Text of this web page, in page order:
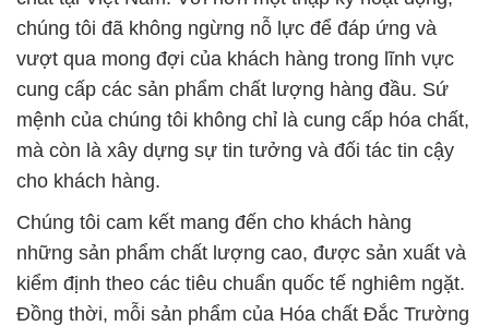
chúng tôi đã không ngừng nỗ lực để đáp ứng và
vượt qua mong đợi của khách hàng trong lĩnh vực
cung cấp các sản phẩm chất lượng hàng đầu. Sứ
mệnh của chúng tôi không chỉ là cung cấp hóa chất,
mà còn là xây dựng sự tin tưởng và đối tác tin cậy
cho khách hàng.
Chúng tôi cam kết mang đến cho khách hàng
những sản phẩm chất lượng cao, được sản xuất và
kiểm định theo các tiêu chuẩn quốc tế nghiêm ngặt.
Đồng thời, mỗi sản phẩm của Hóa chất Đắc Trường